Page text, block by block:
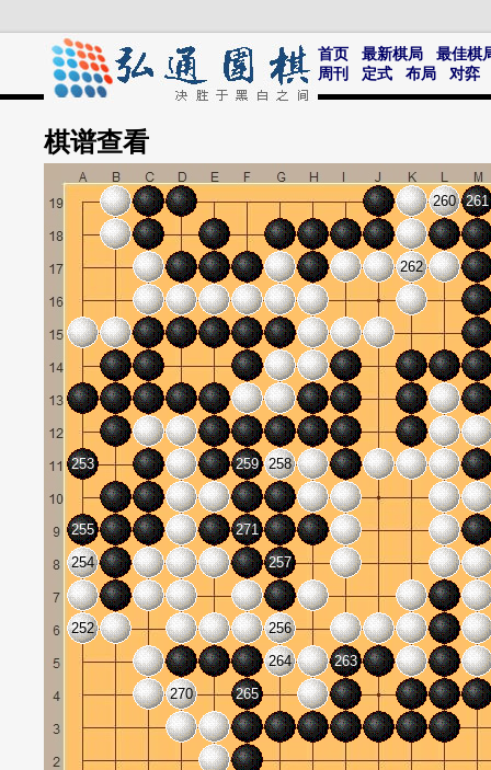
首页 最新棋局
最佳棋
周刊
定式 布局 对弈
棋谱查看
252
253
254
255
256
257
258
259
260 261
262
263
264
265
270
271